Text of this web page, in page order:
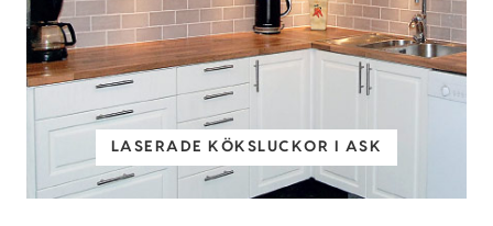
LASERADE KÖKSLUCKOR I ASK